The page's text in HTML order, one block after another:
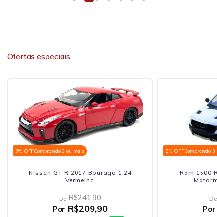
Ofertas especiais
3 ou mais
R 2017 Bburago 1:24
Comprando 3 ou mais
Ram 1500 Rebel Crew Cab
Motormax 1:27 Branco